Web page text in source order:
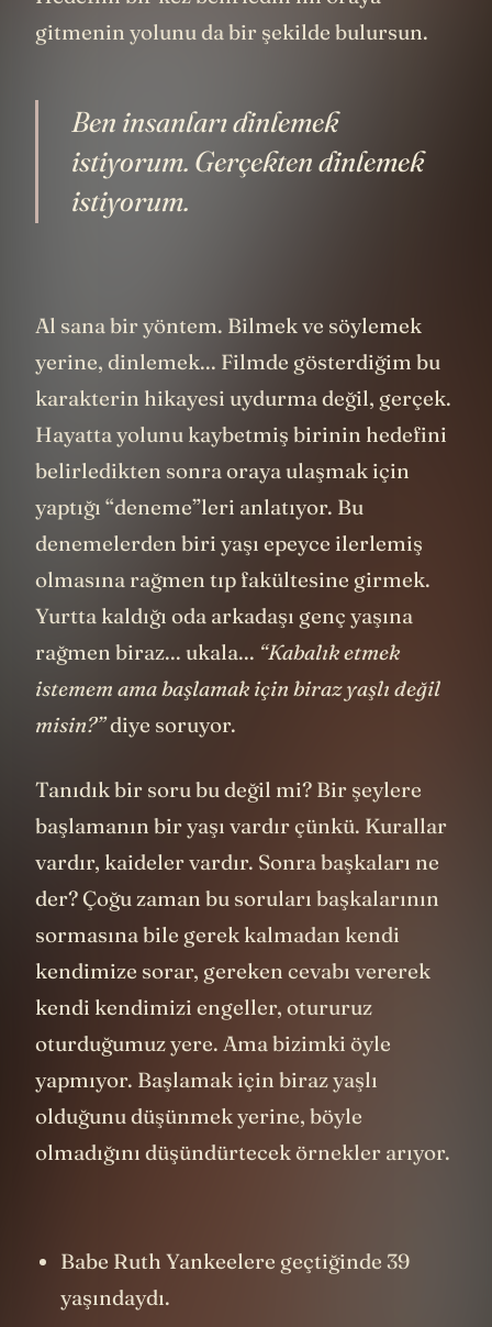
Hedefini bir kez belirledin mi oraya
Ben insanları dinlemek
istiyorum. Gerçekten dinlemek
Al sana bir yöntem. Bilmek ve söylemek
yerine, dinlemek... Filmde gösterdiğim bu
karakterin hikayesi uydurma değil, gerçek.
Hayatta yolunu kaybetmiş birinin hedefini
belirledikten sonra oraya ulaşmak için
yaptığı “deneme”leri anlatıyor. Bu
denemelerden biri yaşı epeyce ilerlemiş
olmasına rağmen tıp fakültesine girmek.
Yurtta kaldığı oda arkadaşı genç yaşına
rağmen biraz... ukala...“Kabalık etmek
istemem ama başlamak için biraz yaşlı değil
Tanıdık bir soru bu değil mi? Bir şeylere
başlamanın bir yaşı vardır çünkü. Kurallar
vardır, kaideler vardır. Sonra başkaları ne
der? Çoğu zaman bu soruları başkalarının
sormasına bile gerek kalmadan kendi
kendimize sorar, gereken cevabı vererek
kendi kendimizi engeller, otururuz
oturduğumuz yere. Ama bizimki öyle
yapmıyor. Başlamak için biraz yaşlı
olduğunu düşünmek yerine, böyle
Babe Ruth Yankeelere geçtiğinde 39